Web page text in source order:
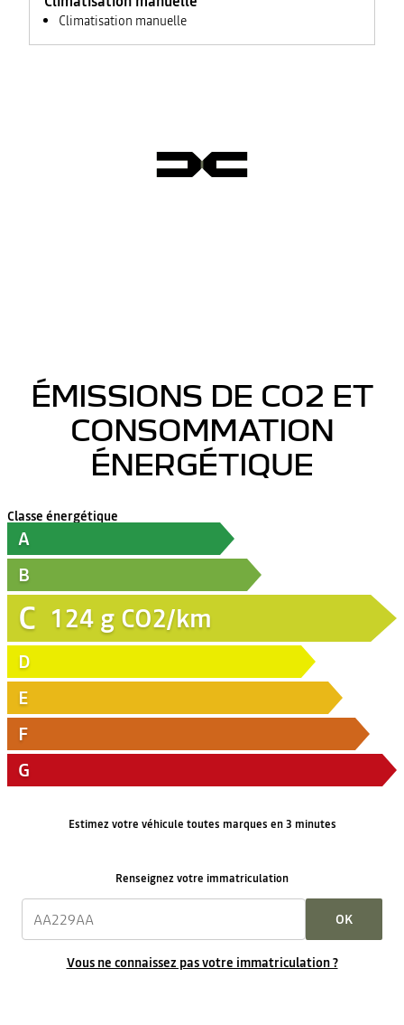
Climatisation manuelle
ÉMISSIONS DE CO2 ET
CONSOMMATION
ÉNERGÉTIQUE
Classe énergétique
A
B
C 124 g CO2/km
D
E
F
G
Estimez votre véhicule toutes marques en 3 minutes
Renseignez votre immatriculation
OK
Vous ne connaissez pas votre immatriculation ?